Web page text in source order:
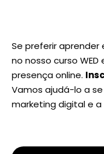
Se preferir aprender
no nosso curso
presença online.
Vamos ajudá-lo a
marketing digital e